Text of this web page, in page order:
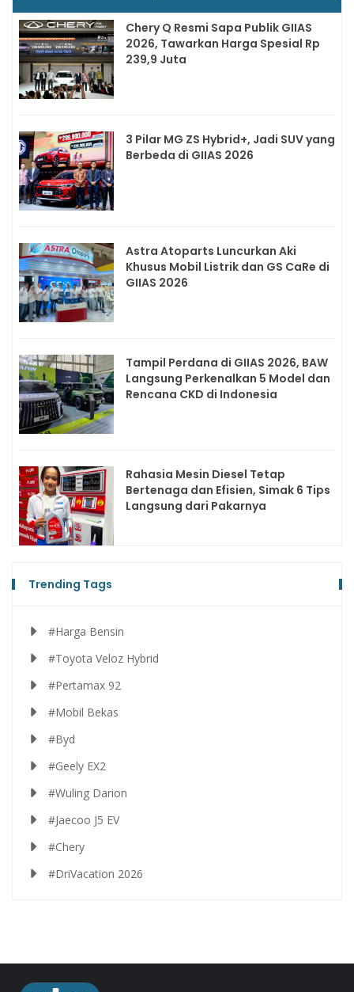
Chery Q Resmi Sapa Publik GIIAS
2026, Tawarkan Harga Spesial Rp
239,9 Juta
3 Pilar MG ZS Hybrid+, Jadi SUV yang
Berbeda di GIIAS 2026
Astra Atoparts Luncurkan Aki
Khusus Mobil Listrik dan GS CaRe di
GIIAS 2026
Tampil Perdana di GIIAS 2026, BAW
Langsung Perkenalkan 5 Model dan
Rencana CKD di Indonesia
Rahasia Mesin Diesel Tetap
Bertenaga dan Efisien, Simak 6 Tips
Langsung dari Pakarnya
Trending Tags
#Harga Bensin
#Toyota Veloz Hybrid
#Pertamax 92
#Mobil Bekas
#Byd
#Geely EX2
#Wuling Darion
#Jaecoo J5 EV
#Chery
#DriVacation 2026